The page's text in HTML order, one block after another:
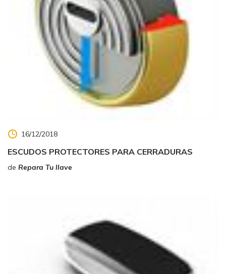
16/12/2018
ESCUDOS PROTECTORES PARA CERRADURAS
de Repara Tu llave